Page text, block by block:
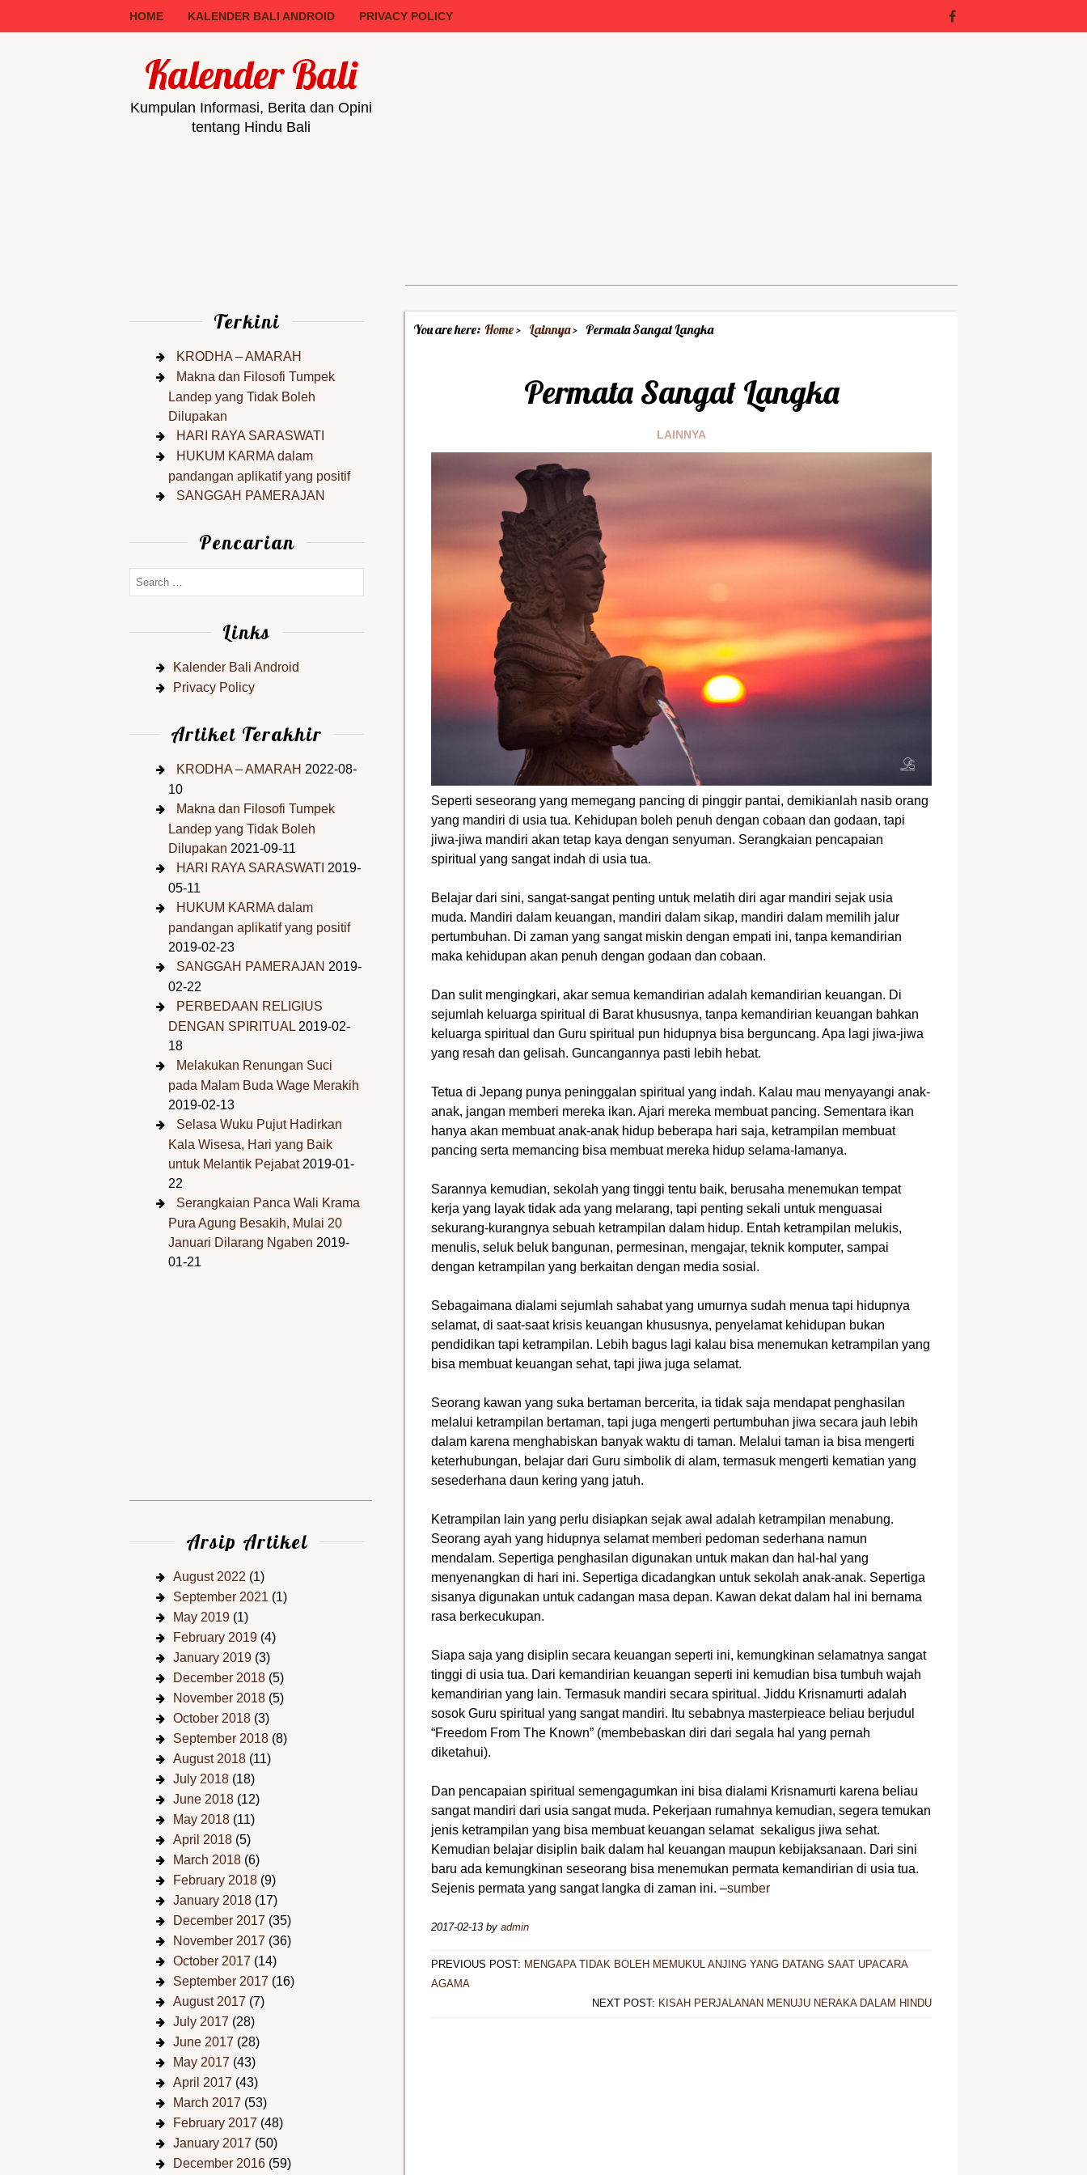
HOME KALENDER BALI ANDROID PRIVACY POLICY
Kalender Bali
Kumpulan Informasi, Berita dan Opini
tentang Hindu Bali
You are here: Home Lainnya Permata Sangat Langka
Permata Sangat Langka
LAINNYA
Seperti seseorang yang memegang pancing di pinggir pantai, demikianlah nasib orang
yang mandiri di usia tua. Kehidupan boleh penuh dengan cobaan dan godaan, tapi
jiwa-jiwa mandiri akan tetap kaya dengan senyuman. Serangkaian pencapaian
spiritual yang sangat indah di usia tua.
Belajar dari sini, sangat-sangat penting untuk melatih diri agar mandiri sejak usia
muda. Mandiri dalam keuangan, mandiri dalam sikap, mandiri dalam memilih jalur
pertumbuhan. Di zaman yang sangat miskin dengan empati ini, tanpa kemandirian
maka kehidupan akan penuh dengan godaan dan cobaan.
Dan sulit mengingkari, akar semua kemandirian adalah kemandirian keuangan. Di
sejumlah keluarga spiritual di Barat khususnya, tanpa kemandirian keuangan bahkan
keluarga spiritual dan Guru spiritual pun hidupnya bisa berguncang. Apa lagi jiwa-jiwa
yang resah dan gelisah. Guncangannya pasti lebih hebat.
Tetua di Jepang punya peninggalan spiritual yang indah. Kalau mau menyayangi anak-
anak, jangan memberi mereka ikan. Ajari mereka membuat pancing. Sementara ikan
hanya akan membuat anak-anak hidup beberapa hari saja, ketrampilan membuat
pancing serta memancing bisa membuat mereka hidup selama-lamanya.
Sarannya kemudian, sekolah yang tinggi tentu baik, berusaha menemukan tempat
kerja yang layak tidak ada yang melarang, tapi penting sekali untuk menguasai
sekurang-kurangnya sebuah ketrampilan dalam hidup. Entah ketrampilan melukis,
menulis, seluk beluk bangunan, permesinan, mengajar, teknik komputer, sampai
dengan ketrampilan yang berkaitan dengan media sosial.
Sebagaimana dialami sejumlah sahabat yang umurnya sudah menua tapi hidupnya
selamat, di saat-saat krisis keuangan khususnya, penyelamat kehidupan bukan
pendidikan tapi ketrampilan. Lebih bagus lagi kalau bisa menemukan ketrampilan yang
bisa membuat keuangan sehat, tapi jiwa juga selamat.
Seorang kawan yang suka bertaman bercerita, ia tidak saja mendapat penghasilan
melalui ketrampilan bertaman, tapi juga mengerti pertumbuhan jiwa secara jauh lebih
dalam karena menghabiskan banyak waktu di taman. Melalui taman ia bisa mengerti
keterhubungan, belajar dari Guru simbolik di alam, termasuk mengerti kematian yang
sesederhana daun kering yang jatuh.
Ketrampilan lain yang perlu disiapkan sejak awal adalah ketrampilan menabung.
Seorang ayah yang hidupnya selamat memberi pedoman sederhana namun
mendalam. Sepertiga penghasilan digunakan untuk makan dan hal-hal yang
menyenangkan di hari ini. Sepertiga dicadangkan untuk sekolah anak-anak. Sepertiga
sisanya digunakan untuk cadangan masa depan. Kawan dekat dalam hal ini bernama
rasa berkecukupan.
Siapa saja yang disiplin secara keuangan seperti ini, kemungkinan selamatnya sangat
tinggi di usia tua. Dari kemandirian keuangan seperti ini kemudian bisa tumbuh wajah
kemandirian yang lain. Termasuk mandiri secara spiritual. Jiddu Krisnamurti adalah
sosok Guru spiritual yang sangat mandiri. Itu sebabnya masterpieace beliau berjudul
“Freedom From The Known” (membebaskan diri dari segala hal yang pernah
diketahui).
Dan pencapaian spiritual semengagumkan ini bisa dialami Krisnamurti karena beliau
sangat mandiri dari usia sangat muda. Pekerjaan rumahnya kemudian, segera temukan
jenis ketrampilan yang bisa membuat keuangan selamat sekaligus jiwa sehat.
Kemudian belajar disiplin baik dalam hal keuangan maupun kebijaksanaan. Dari sini
baru ada kemungkinan seseorang bisa menemukan permata kemandirian di usia tua.
Sejenis permata yang sangat langka di zaman ini. –sumber
2017-02-13 byadmin
PREVIOUS POST: MENGAPA TIDAK BOLEH MEMUKUL ANJING YANG DATANG SAAT UPACARA
AGAMA
NEXT POST: KISAH PERJALANAN MENUJU NERAKA DALAM HINDU
Terkini
KRODHA – AMARAH
Makna dan Filosofi Tumpek
Landep yang Tidak Boleh
Dilupakan
HARI RAYA SARASWATI
HUKUM KARMA dalam
pandangan aplikatif yang positif
SANGGAH PAMERAJAN
Pencarian
Links
Kalender Bali Android
Privacy Policy
Artiket Terakhir
KRODHA – AMARAH 2022-08-
10
Makna dan Filosofi Tumpek
Landep yang Tidak Boleh
Dilupakan 2021-09-11
HARI RAYA SARASWATI 2019-
05-11
HUKUM KARMA dalam
pandangan aplikatif yang positif
2019-02-23
SANGGAH PAMERAJAN 2019-
02-22
PERBEDAAN RELIGIUS
DENGAN SPIRITUAL 2019-02-
18
Melakukan Renungan Suci
pada Malam Buda Wage Merakih
2019-02-13
Selasa Wuku Pujut Hadirkan
Kala Wisesa, Hari yang Baik
untuk Melantik Pejabat 2019-01-
22
Serangkaian Panca Wali Krama
Pura Agung Besakih, Mulai 20
Januari Dilarang Ngaben 2019-
01-21
Arsip Artikel
August 2022 (1)
September 2021 (1)
May 2019 (1)
February 2019 (4)
January 2019 (3)
December 2018 (5)
November 2018 (5)
October 2018 (3)
September 2018 (8)
August 2018 (11)
July 2018 (18)
June 2018 (12)
May 2018 (11)
April 2018 (5)
March 2018 (6)
February 2018 (9)
January 2018 (17)
December 2017 (35)
November 2017 (36)
October 2017 (14)
September 2017 (16)
August 2017 (7)
July 2017 (28)
June 2017 (28)
May 2017 (43)
April 2017 (43)
March 2017 (53)
February 2017 (48)
January 2017 (50)
December 2016 (59)